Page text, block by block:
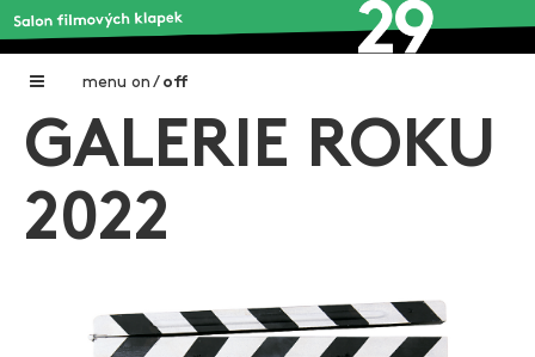
menu on / off
Home
Galerie filmových klapek
O projektu
GALERIE ROKU
2022